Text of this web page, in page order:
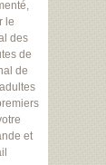
le
des
de
de
et